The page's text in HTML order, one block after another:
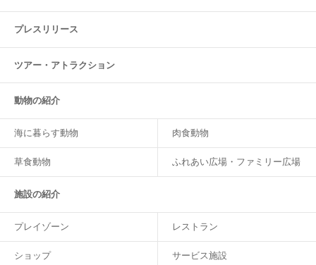
プレスリリース
ツアー・ アトラクション
動物の紹介
海に暮らす動物 肉食動物
草食動物 ふれあい広場・ファミリー広場
施設の紹介
プレイゾーン レストラン
ショップ サービス施設